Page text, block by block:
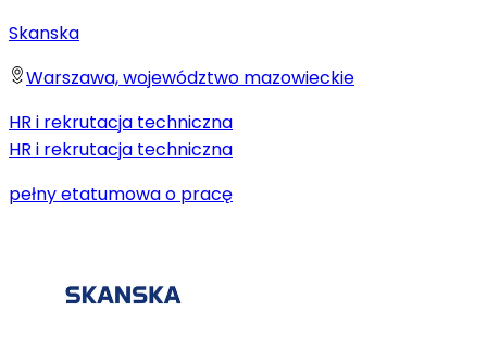
Skanska
Warszawa, województwo mazowieckie
HR i rekrutacja techniczna
HR i rekrutacja techniczna
pełny etatumowa o pracę